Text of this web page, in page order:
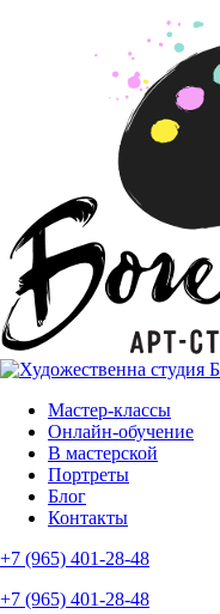
Мастер-классы
Онлайн-обучение
В мастерской
Портреты
Блог
Контакты
+7 (965) 401-28-48
+7 (965) 401-28-48